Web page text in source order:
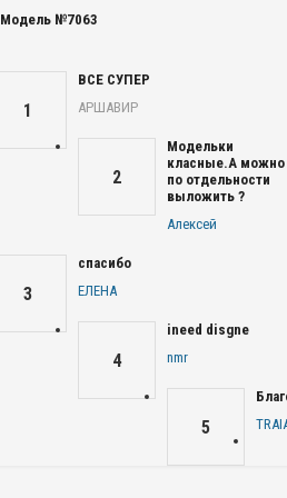
Модель №7063
1
ВСЕ СУПЕР
АРШАВИР
2
Модельки
класные.А можно
по отдельности
выложить ?
Алексей
3
спасибо
ЕЛЕНА
4
ineed disgne
nmr
5